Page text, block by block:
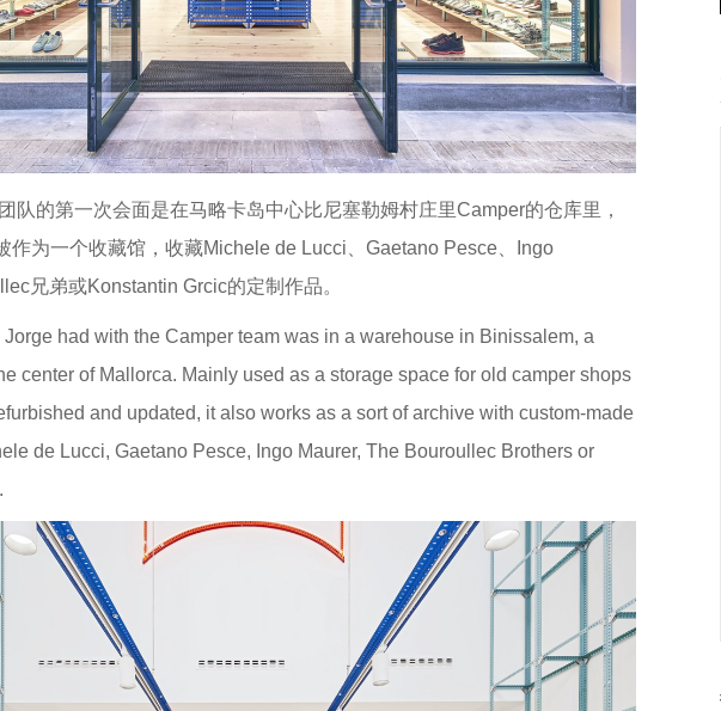
队的第一次会面是在马略卡岛中心比尼塞勒姆村庄里Camper的仓库里，
作为一个收藏馆，收藏Michele de Lucci、Gaetano Pesce、Ingo
兄弟或Konstantin Grcic的定制作品。
had with the Camper team was in a warehouse in Binissalem, a
center of Mallorca. Mainly used as a storage space for old camper shops
and updated, it also works as a sort of archive with custom-made
de Lucci, Gaetano Pesce, Ingo Maurer, The Bouroullec Brothers or